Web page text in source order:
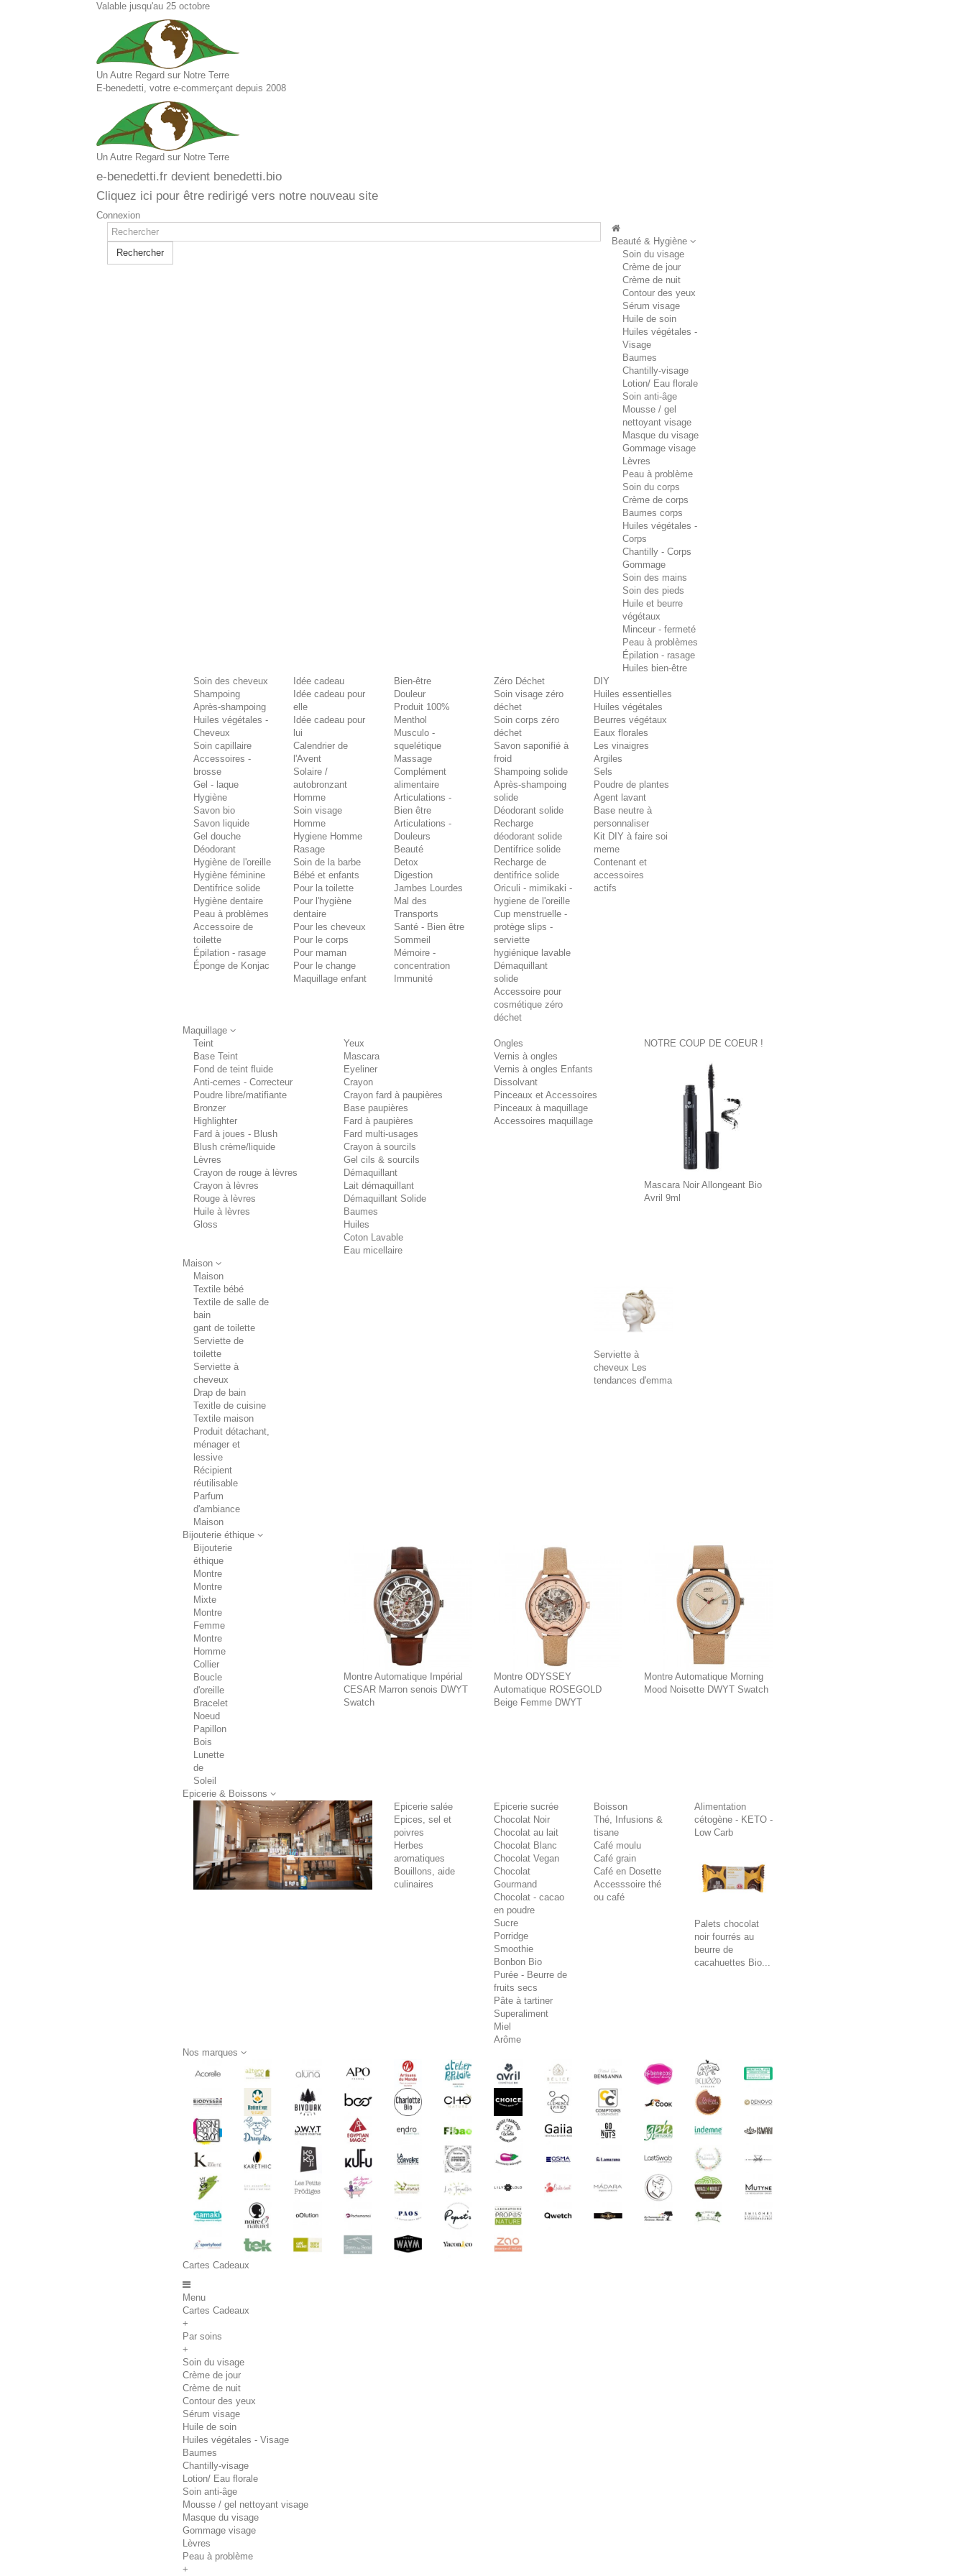
Valable jusqu'au 25 octobre
Un Autre Regard sur Notre Terre
E-benedetti, votre e-commerçant depuis 2008
Un Autre Regard sur Notre Terre
e-benedetti.fr devient benedetti.bio
Cliquez ici pour être redirigé vers notre nouveau site
Connexion
Rechercher
Beauté & Hygiène
Soin du visage
Crème de jour
Crème de nuit
Contour des yeux
Sérum visage
Huile de soin
Huiles végétales -
Visage
Baumes
Chantilly-visage
Lotion/ Eau florale
Soin anti-âge
Mousse / gel
nettoyant visage
Masque du visage
Gommage visage
Lèvres
Peau à problème
Soin du corps
Crème de corps
Baumes corps
Huiles végétales -
Corps
Chantilly - Corps
Gommage
Soin des mains
Soin des pieds
Huile et beurre
végétaux
Minceur - fermeté
Peau à problèmes
Épilation - rasage
Huiles bien-être
Soin des cheveux
Shampoing
Après-shampoing
Huiles végétales -
Cheveux
Soin capillaire
Accessoires -
brosse
Gel - laque
Hygiène
Savon bio
Savon liquide
Gel douche
Déodorant
Hygiène de l'oreille
Hygiène féminine
Dentifrice solide
Hygiène dentaire
Peau à problèmes
Accessoire de
toilette
Épilation - rasage
Éponge de Konjac
Idée cadeau
Idée cadeau pour
elle
Idée cadeau pour
lui
Calendrier de
l'Avent
Solaire /
autobronzant
Homme
Soin visage
Homme
Hygiene Homme
Rasage
Soin de la barbe
Bébé et enfants
Pour la toilette
Pour l'hygiène
dentaire
Pour les cheveux
Pour le corps
Pour maman
Pour le change
Maquillage enfant
Bien-être
Douleur
Produit 100%
Menthol
Musculo -
squelétique
Massage
Complément
alimentaire
Articulations -
Bien être
Articulations -
Douleurs
Beauté
Detox
Digestion
Jambes Lourdes
Mal des
Transports
Santé - Bien être
Sommeil
Mémoire -
concentration
Immunité
Zéro Déchet
Soin visage zéro
déchet
Soin corps zéro
déchet
Savon saponifié à
froid
Shampoing solide
Après-shampoing
solide
Déodorant solide
Recharge
déodorant solide
Dentifrice solide
Recharge de
dentifrice solide
Oriculi - mimikaki -
hygiene de l'oreille
Cup menstruelle -
protège slips -
serviette
hygiénique lavable
Démaquillant
solide
Accessoire pour
cosmétique zéro
déchet
DIY
Huiles essentielles
Huiles végétales
Beurres végétaux
Eaux florales
Les vinaigres
Argiles
Sels
Poudre de plantes
Agent lavant
Base neutre à
personnaliser
Kit DIY à faire soi
meme
Contenant et
accessoires
actifs
Maquillage
Teint
Base Teint
Fond de teint fluide
Anti-cernes - Correcteur
Poudre libre/matifiante
Bronzer
Highlighter
Fard à joues - Blush
Blush crème/liquide
Lèvres
Crayon de rouge à lèvres
Crayon à lèvres
Rouge à lèvres
Huile à lèvres
Gloss
Yeux
Mascara
Eyeliner
Crayon
Crayon fard à paupières
Base paupières
Fard à paupières
Fard multi-usages
Crayon à sourcils
Gel cils & sourcils
Démaquillant
Lait démaquillant
Démaquillant Solide
Baumes
Huiles
Coton Lavable
Eau micellaire
Ongles
Vernis à ongles
Vernis à ongles Enfants
Dissolvant
Pinceaux et Accessoires
Pinceaux à maquillage
Accessoires maquillage
NOTRE COUP DE COEUR !
Mascara Noir Allongeant Bio
Avril 9ml
Maison
Maison
Textile bébé
Textile de salle de
bain
gant de toilette
Serviette de
toilette
Serviette à
cheveux
Drap de bain
Texitle de cuisine
Textile maison
Produit détachant,
ménager et
lessive
Récipient
réutilisable
Parfum
d'ambiance
Maison
Serviette à
cheveux Les
tendances d'emma
Bijouterie éthique
Bijouterie
éthique
Montre
Montre
Mixte
Montre
Femme
Montre
Homme
Collier
Boucle
d'oreille
Bracelet
Noeud
Papillon
Bois
Lunette
de
Soleil
Montre Automatique Impérial
CESAR Marron senois DWYT
Swatch
Montre ODYSSEY
Automatique ROSEGOLD
Beige Femme DWYT
Montre Automatique Morning
Mood Noisette DWYT Swatch
Epicerie & Boissons
Epicerie salée
Epices, sel et
poivres
Herbes
aromatiques
Bouillons, aide
culinaires
Epicerie sucrée
Chocolat Noir
Chocolat au lait
Chocolat Blanc
Chocolat Vegan
Chocolat
Gourmand
Chocolat - cacao
en poudre
Sucre
Porridge
Smoothie
Bonbon Bio
Purée - Beurre de
fruits secs
Pâte à tartiner
Superaliment
Miel
Arôme
Boisson
Thé, Infusions &
tisane
Café moulu
Café grain
Café en Dosette
Accesssoire thé
ou café
Alimentation
cétogène - KETO -
Low Carb
Palets chocolat
noir fourrés au
beurre de
cacahuettes Bio...
Nos marques
Cartes Cadeaux
Menu
Cartes Cadeaux
+
Par soins
+
Soin du visage
Crème de jour
Crème de nuit
Contour des yeux
Sérum visage
Huile de soin
Huiles végétales - Visage
Baumes
Chantilly-visage
Lotion/ Eau florale
Soin anti-âge
Mousse / gel nettoyant visage
Masque du visage
Gommage visage
Lèvres
Peau à problème
+